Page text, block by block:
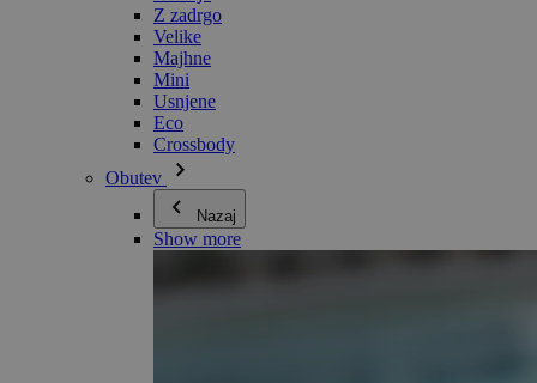
Z zadrgo
Velike
Majhne
Mini
Usnjene
Eco
Crossbody
Obutev
Nazaj
Show more